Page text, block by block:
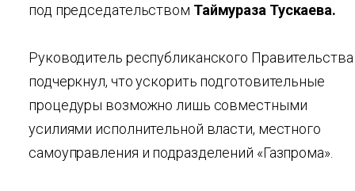
под председательством Таймураза Тускаева.
Руководитель республиканского Правительства
подчеркнул, что ускорить подготовительные
процедуры возможно лишь совместными
усилиями исполнительной власти, местного
самоуправления и подразделений «Газпрома».